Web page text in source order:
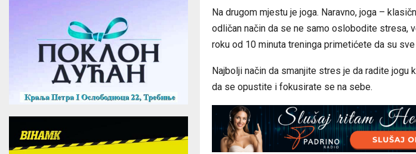
Na drugom mjestu je joga. Naravno, joga –
odličan način da se ne samo oslobodite stresa,
roku od 10 minuta treninga primetićete da su
Najbolji način da smanjite stres je da radite jogu
da se opustite i fokusirate se na sebe.